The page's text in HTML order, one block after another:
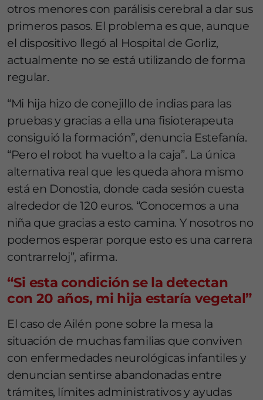
otros menores con parálisis cerebral a dar sus
primeros pasos. El problema es que, aunque
el dispositivo llegó al Hospital de Gorliz,
actualmente no se está utilizando de forma
regular.
“Mi hija hizo de conejillo de indias para las
pruebas y gracias a ella una fisioterapeuta
consiguió la formación”, denuncia Estefanía.
“Pero el robot ha vuelto a la caja”. La única
alternativa real que les queda ahora mismo
está en Donostia, donde cada sesión cuesta
alrededor de 120 euros. “Conocemos a una
niña que gracias a esto camina. Y nosotros no
podemos esperar porque esto es una carrera
contrarreloj”, afirma.
“Si esta condición se la detectan
con 20 años, mi hija estaría vegetal”
El caso de Ailén pone sobre la mesa la
situación de muchas familias que conviven
con enfermedades neurológicas infantiles y
denuncian sentirse abandonadas entre
trámites, límites administrativos y ayudas